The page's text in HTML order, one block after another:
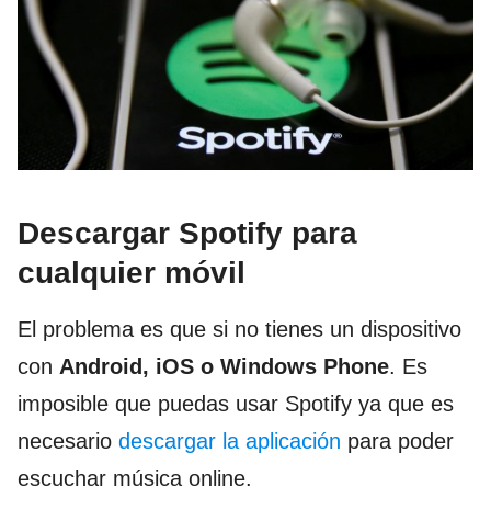
Descargar Spotify para
cualquier móvil
El problema es que si no tienes un dispositivo
con Android, iOS o Windows Phone. Es
imposible que puedas usar Spotify ya que es
necesario descargar la aplicación para poder
escuchar música online.